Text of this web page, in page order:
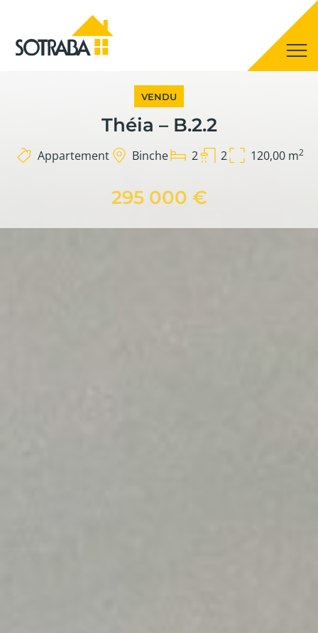
VENDU
Théia – B.2.2
Appartement Binche 2 2 120,00 m2
295 000 €